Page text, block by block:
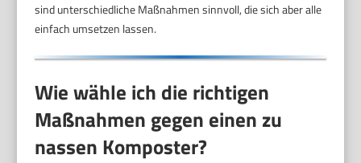
sind unterschiedliche Maßnahmen sinnvoll, die sich aber alle
einfach umsetzen lassen.
Wie wähle ich die richtigen
Maßnahmen gegen einen zu
nassen Komposter?